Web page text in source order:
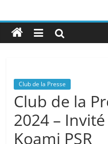
Club de la Presse
Club de la
2024 –
Koami PSR